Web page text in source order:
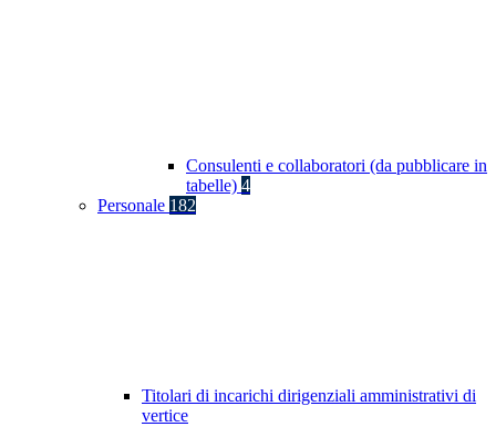
Consulenti e collaboratori (da pubblicare in
tabelle) 4
Personale 182
Titolari di incarichi dirigenziali amministrativi di
vertice